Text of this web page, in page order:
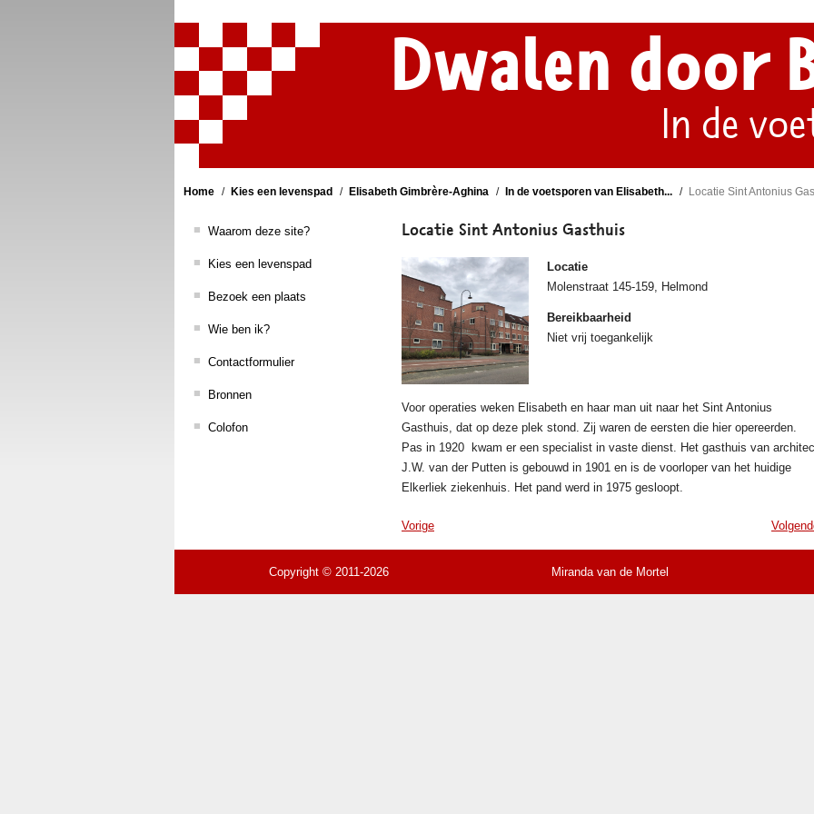
Dwalen door
In de
Home Kies een levenspad Elisabeth Gimbrère-Aghina In de voetsporen van Elisabeth... Locatie Sint Antonius
Waarom deze site?
Kies een levenspad
Bezoek een plaats
Wie ben ik?
Contactformulier
Bronnen
Colofon
Locatie Sint Antonius Gasthuis
Locatie
Molenstraat 145-159, Helmond
Bereikbaarheid
Niet vrij toegankelijk
Voor operaties weken Elisabeth en haar man uit naar het Sint Antonius
Gasthuis, dat op deze plek stond. Zij waren de eersten die hier opereerden.
Pas in 1920 kwam er een specialist in vaste dienst. Het gasthuis van
J.W. van der Putten is gebouwd in 1901 en is de voorloper van het huidige
Elkerliek ziekenhuis. Het pand werd in 1975 gesloopt.
Vorige
Copyright © 2011-2026 Miranda van de Mortel